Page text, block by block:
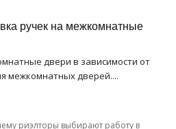
ручек на межкомнатные
двери в зависимости от
межкомнатных дверей....
риэлторы выбирают работу в